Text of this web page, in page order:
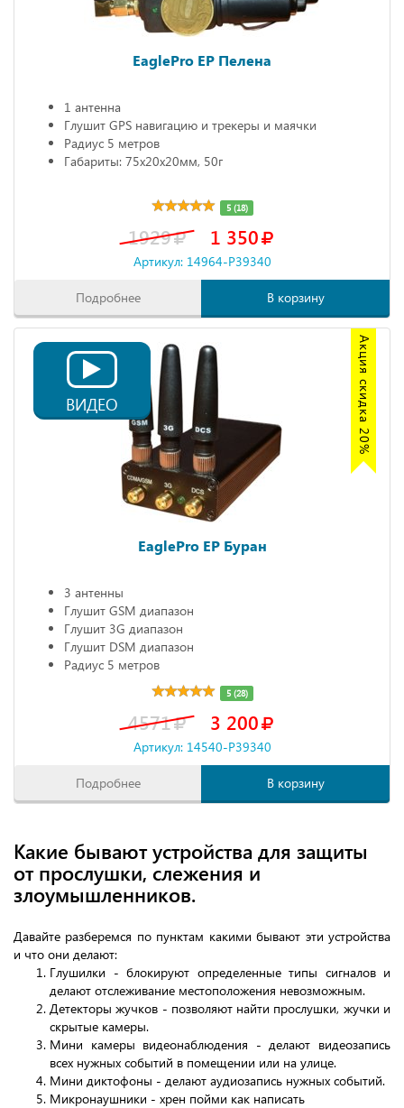
EaglePro EP Пелена
1 антенна
Глушит GPS навигацию и трекеры и маячки
Радиус 5 метров
Габариты: 75х20х20мм, 50г
5 (18)
1929 1 350
Артикул: 14964-P39340
Подробнее В корзину
Акция скидка 20%
ВИДЕО
EaglePro EP Буран
3 антенны
Глушит GSM диапазон
Глушит 3G диапазон
Глушит DSM диапазон
Радиус 5 метров
5 (28)
4571 3 200
Артикул: 14540-P39340
Подробнее В корзину
Какие бывают устройства для защиты
от прослушки, слежения и
злоумышленников.
Давайте разберемся по пунктам какими бывают эти устройства
и что они делают:
Глушилки - блокируют определенные типы сигналов и
делают отслеживание местоположения невозможным.
Детекторы жучков - позволяют найти прослушки, жучки и
скрытые камеры.
Мини камеры видеонаблюдения - делают видеозапись
всех нужных событий в помещении или на улице.
Мини диктофоны - делают аудиозапись нужных событий.
Микронаушники - хрен пойми как написать